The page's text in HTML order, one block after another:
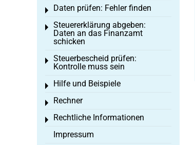
Daten prüfen: Fehler finden
Toggle menu
Steuererklärung abgeben:
Daten an das Finanzamt
schicken
Toggle menu
Steuerbescheid prüfen:
Kontrolle muss sein
Toggle menu
Hilfe und Beispiele
Toggle menu
Rechner
Toggle menu
Rechtliche Informationen
Toggle menu
Impressum